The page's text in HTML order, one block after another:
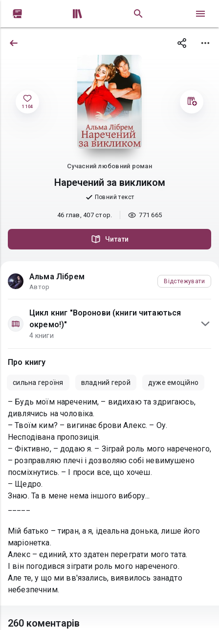
 
1 104
Сучасний любовний роман
Наречений за викликом
Повний текст
46 глав, 407 стор. 771 665
Читати
Альма Лібрем
Автор
Відстежувати
Цикл книг "Воронови (книги читаються
окремо!)"
4 книги
Про книгу
сильна героїня владний герой дуже емоційно
– Будь моїм нареченим, – видихаю та здригаюсь,
дивлячись на чоловіка.
– Твоїм ким? – вигинає брови Алекс. – Оу.
Несподівана пропозиція.
– Фіктивно, – додаю я. – Зіграй роль мого нареченого,
– розправляю плечі і дозволяю собі невимушено
посміхнутись. – І проси все, що хочеш.
– Щедро.
Знаю. Та в мене нема іншого вибору...
Мій батько – тиран, а я, ідеальна донька, лише його
маріонетка.
Алекс – єдиний, хто здатен переграти мого тата.
І він погодився зіграти роль мого нареченого.
Але те, у що ми вв'язались, виявилось занадто
небезпечним.
260 коментарів